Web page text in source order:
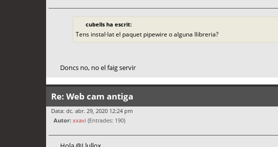
cubells ha escrit:
Tens instal·lat el paquet pipewire o alguna llibreria?
Doncs no, no el faig servir
Re: Web cam antiga
Data: dc. abr. 29, 2020 12:24 pm
Autor: xxavi (Entrades: 190)